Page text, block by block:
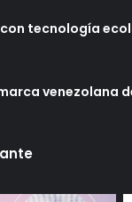
con tecnología
venezolana